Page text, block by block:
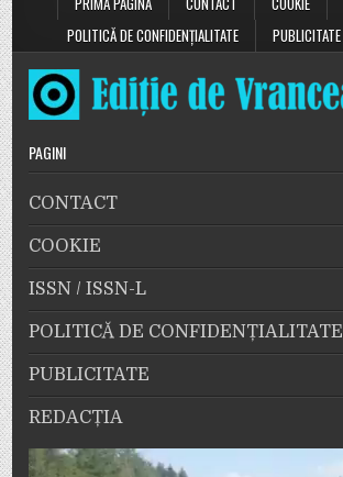
POLITICĂ DE CONFIDENȚIALITATE
PUBLICITATE
PAGINI
CONTACT
COOKIE
ISSN / ISSN-L
POLITICĂ DE CONFIDENȚIALITATE
PUBLICITATE
REDACȚIA